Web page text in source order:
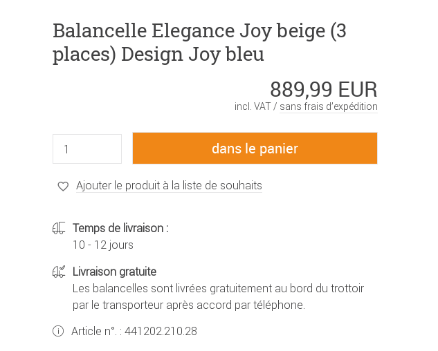
Balancelle Elegance Joy beige (3
places) Design Joy bleu
889,99 EUR
incl. VAT / sans frais d’expédition
Ajouter le produit à la liste de souhaits
Temps de livraison :
10 - 12 jours
Livraison gratuite
Les balancelles sont livrées gratuitement au bord du trottoir
par le transporteur après accord par téléphone.
Article n°. : 441202.210.28